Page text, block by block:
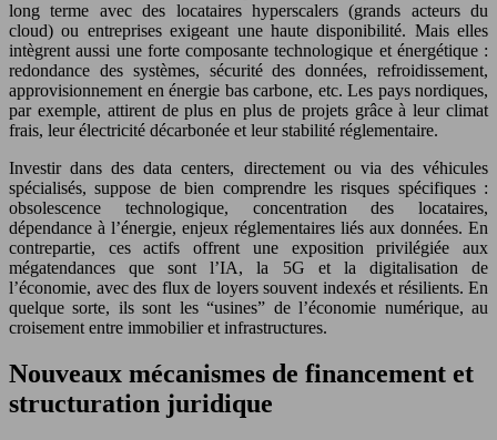
long terme avec des locataires hyperscalers (grands acteurs du
cloud) ou entreprises exigeant une haute disponibilité. Mais elles
intègrent aussi une forte composante technologique et énergétique :
redondance des systèmes, sécurité des données, refroidissement,
approvisionnement en énergie bas carbone, etc. Les pays nordiques,
par exemple, attirent de plus en plus de projets grâce à leur climat
frais, leur électricité décarbonée et leur stabilité réglementaire.
Investir dans des data centers, directement ou via des véhicules
spécialisés, suppose de bien comprendre les risques spécifiques :
obsolescence technologique, concentration des locataires,
dépendance à l’énergie, enjeux réglementaires liés aux données. En
contrepartie, ces actifs offrent une exposition privilégiée aux
mégatendances que sont l’IA, la 5G et la digitalisation de
l’économie, avec des flux de loyers souvent indexés et résilients. En
quelque sorte, ils sont les “usines” de l’économie numérique, au
croisement entre immobilier et infrastructures.
Nouveaux mécanismes de financement et
structuration juridique